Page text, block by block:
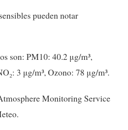
pueden notar
son: PM10: 40.2 μg/m³,
3 μg/m³, Ozono: 78 μg/m³.
Monitoring Service